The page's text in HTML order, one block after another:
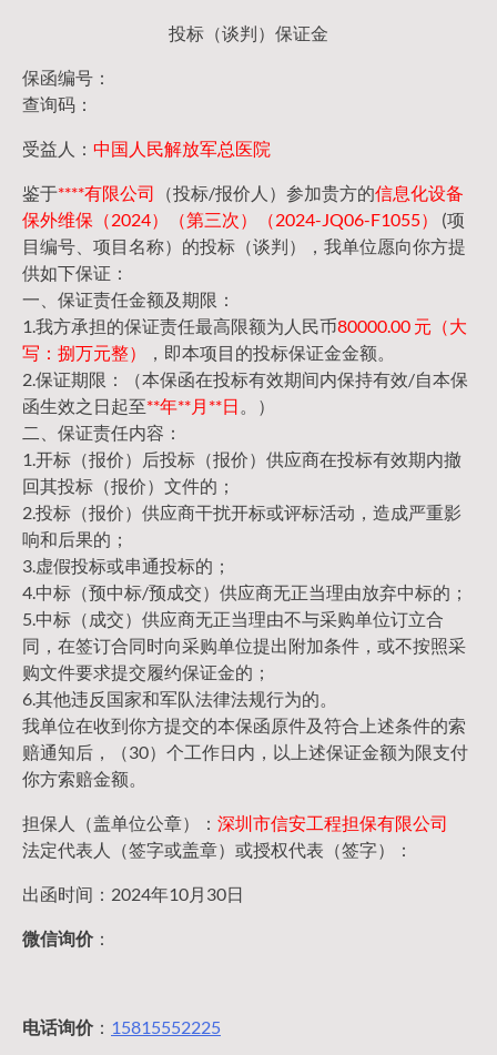
投标（谈判）保证金
保函编号：
查询码：
受益人： 中国人民解放军总医院
鉴于****有限公司 （投标/报价人）参加贵方的信息化设备
保外维保（2024）（第三次）（2024-JQ06-F1055）
(项
目编号、项目名称）的投标（谈判），我单位愿向你方提
供如下保证：
一、保证责任金额及期限：
1.我方承担的保证责任最高限额为人民币80000.00 元（大
写：捌万元整）
，即本项目的投标保证金金额。
2.保证期限：（本保函在投标有效期间内保持有效/自本保
函生效之日起至**年**月**日 。）
二、保证责任内容：
1.开标（报价）后投标（报价）供应商在投标有效期内撤
回其投标（报价）文件的；
2.投标（报价）供应商干扰开标或评标活动，造成严重影
响和后果的；
3.虚假投标或串通投标的；
4.中标（预中标/预成交）供应商无正当理由放弃中标的；
5.中标（成交）供应商无正当理由不与采购单位订立合
同，在签订合同时向采购单位提出附加条件，或不按照采
购文件要求提交履约保证金的；
6.其他违反国家和军队法律法规行为的。
我单位在收到你方提交的本保函原件及符合上述条件的索
赔通知后，（30）个工作日内，以上述保证金额为限支付
你方索赔金额。
担保人（盖单位公章）： 深圳市信安工程担保有限公司
法定代表人（签字或盖章）或授权代表（签字）：
出函时间：2024年10月30日
微信询价：
电话询价： 15815552225